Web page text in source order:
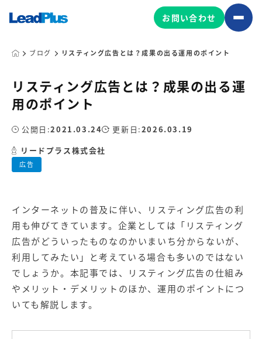
広告プロモーション
MA/CRM/SFA導入・運用
Web制作
マーケティングコンサルティング
Leadplus One
ボード
マーケティングサービスの製品
【店舗型ビジネス向け】エリ
ア
マーケティングサービス
【金融機関向け】マーケティ
ング
サービス
【IT企業向け】マーケティン
サービス
お問い合わせ
ブログ リスティング広告とは？成果の出る運用のポイント
リスティング広告とは？成果の出る運
用のポイント
広告
公開日:2021.03.24 更新日:2026.03.19
リードプラス株式会社
インターネットの普及に伴い、リスティング広告の利
用も伸びてきています。企業としては「リスティング
広告がどういったものなのかいまいち分からないが、
利用してみたい」と考えている場合も多いのではない
でしょうか。本記事では、リスティング広告の仕組み
やメリット・デメリットのほか、運用のポイントにつ
いても解説します。